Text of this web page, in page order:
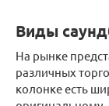
Виды
На рынке
различных
колонке есть